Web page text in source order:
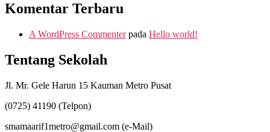
Komentar Terbaru
A WordPress Commenterpada Hello world!
Tentang Sekolah
Jl. Mr. Gele Harun 15 Kauman Metro Pusat
(0725) 41190 (Telpon)
smamaarif1metro@gmail.com (e-Mail)